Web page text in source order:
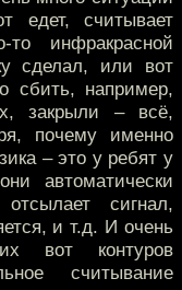
едет, считывает
инфракрасной
сделал, или вот
сбить, например,
закрыли – всё,
почему именно
– это у ребят у
автоматически
сигнал,
и т.д. И очень
вот контуров
считывание